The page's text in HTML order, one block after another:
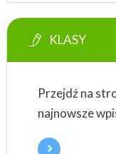
KLASY
Przejdź na
najnowsze